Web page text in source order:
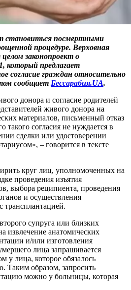
становиться посмертными
процедуре. Верховная
законопроект о
который предлагает
согласие граждан относительно
сообщает Бессарабия.UA.
донора и согласие родителей
живого донора на
материалов, письменный отказ
такого согласия не нуждается в
сделки или удостоверении
– говорится в тексте
круг лиц, уполномоченных на
проведения изъятия
выбора реципиента, проведения
и осуществления
трансплантацией.
супруга или близких
извлечение анатомических
и/или изготовления
лица запрашивается
у лица, которое обязалось
Таким образом, запросить
можно у больницы, которая